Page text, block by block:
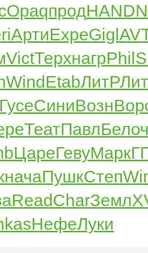
OpaqпродHAND
АртиExpeGigl
VictТерхнагрPhil
WindEtabЛитР
ГусеСиниВозн
ТеатПавлБело
ЦареГевуМарк
начаПушкСтеп
ReadCharЗемл
НефеЛуки